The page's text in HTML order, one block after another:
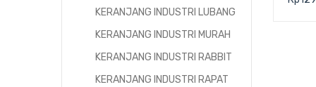
KERANJANG INDUSTRI LUBANG
KERANJANG INDUSTRI MURAH
KERANJANG INDUSTRI RABBIT
KERANJANG INDUSTRI RAPAT